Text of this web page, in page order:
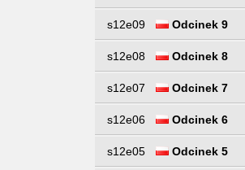
s12e09 Odcinek 9
s12e08 Odcinek 8
s12e07 Odcinek 7
s12e06 Odcinek 6
s12e05 Odcinek 5